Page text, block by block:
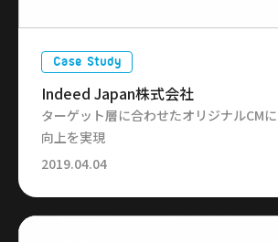
Case Study
Indeed Japan株式会社
ターゲット層に合わせたオリジナルCM
向上を実現
2019.04.04